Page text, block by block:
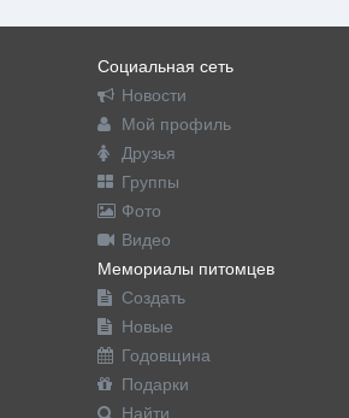
Социальная сеть
Новости
Мой профиль
Друзья
Группы
Фото
Видео
Мемориалы питомцев
Создать
Новые
Годовщина
Подарки
Найти